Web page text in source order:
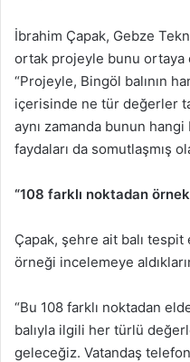
İbrahim Çapak, Gebze
ortak projeyle bunu ortaya
“Projeyle, Bingöl balının
içerisinde ne tür değerler
aynı zamanda bunun
faydaları da somutlaşmış
“108 farklı noktadan örnek
Çapak, şehre ait balı
örneği incelemeye
“Bu 108 farklı noktadan
balıyla ilgili her türlü
geleceğiz. Vatandaş